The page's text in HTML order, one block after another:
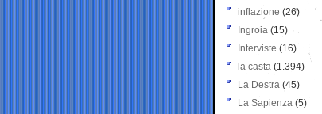
inflazione (26)
Ingroia (15)
Interviste (16)
la casta (1.394)
La Destra (45)
La Sapienza (5)